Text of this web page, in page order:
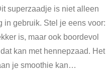
superzaadje is niet alleen
in gebruik. Stel je eens voor:
is, maar ook boordevol
kan met hennepzaad. Het
je smoothie kan…